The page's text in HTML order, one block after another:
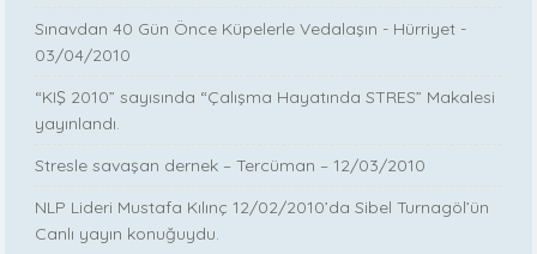
Sınavdan 40 Gün Önce Küpelerle Vedalaşın - Hürriyet -
03/04/2010
“KIŞ 2010” sayısında “Çalışma Hayatında STRES” Makalesi
yayınlandı.
Stresle savaşan dernek – Tercüman – 12/03/2010
NLP Lideri Mustafa Kılınç 12/02/2010’da Sibel Turnagöl’ün
Canlı yayın konuğuydu.